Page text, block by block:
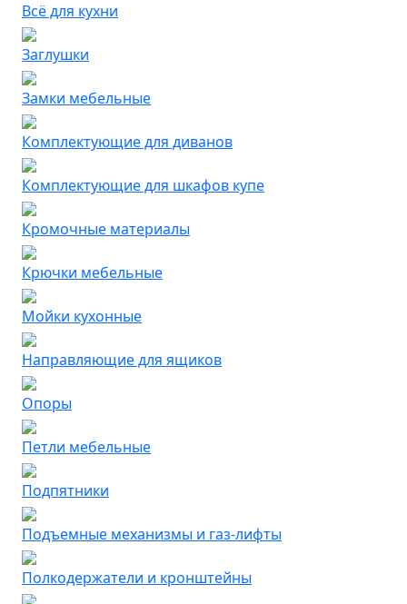
Всё для кухни
Заглушки
Замки мебельные
Комплектующие для диванов
Комплектующие для шкафов купе
Кромочные материалы
Крючки мебельные
Мойки кухонные
Направляющие для ящиков
Опоры
Петли мебельные
Подпятники
Подъемные механизмы и газ-лифты
Полкодержатели и кронштейны